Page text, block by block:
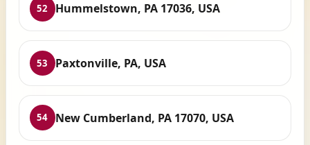
52 Hummelstown, PA 17036, USA
53 Paxtonville, PA, USA
54 New Cumberland, PA 17070, USA